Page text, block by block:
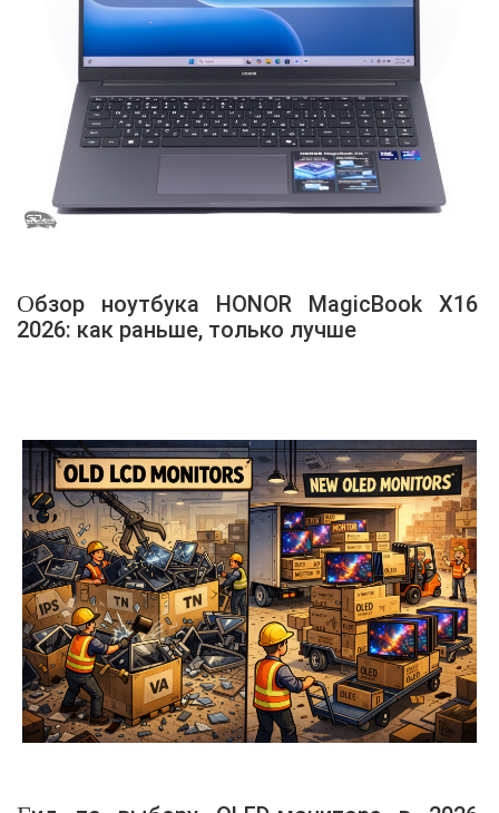
Обзор ноутбука HONOR MagicBook X16
2026: как раньше, только лучше